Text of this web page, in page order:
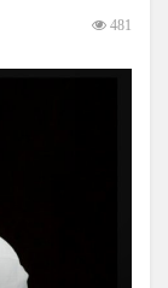
481